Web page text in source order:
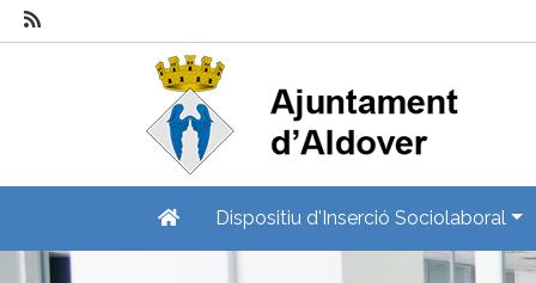
Dispositiu d'Inserció Sociolaboral